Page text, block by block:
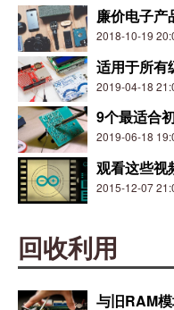
廉价电子产
2018-10-19
适用于所有
2019-04-18
9个最适合
2019-06-18
观看这些
2015-12-07
回收利用
与旧RAM